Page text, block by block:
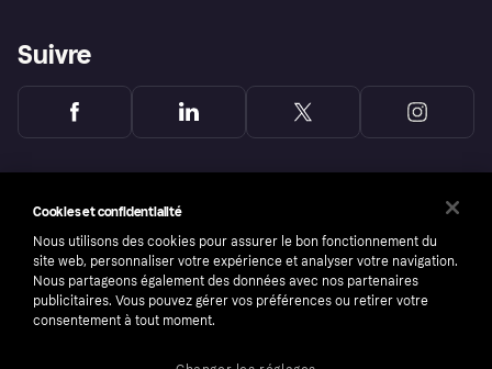
Suivre
Cookies et confidentialité
Nous utilisons des cookies pour assurer le bon fonctionnement du
site web, personnaliser votre expérience et analyser votre navigation.
Nous partageons également des données avec nos partenaires
publicitaires. Vous pouvez gérer vos préférences ou retirer votre
consentement à tout moment.